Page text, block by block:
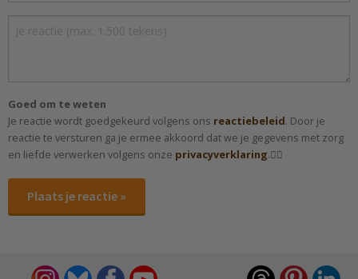
Goed om te weten
Je reactie wordt goedgekeurd volgens ons reactiebeleid. Door je
reactie te versturen ga je ermee akkoord dat we je gegevens met zorg
en liefde verwerken volgens onze privacyverklaring.✌🏻
Plaats je reactie »